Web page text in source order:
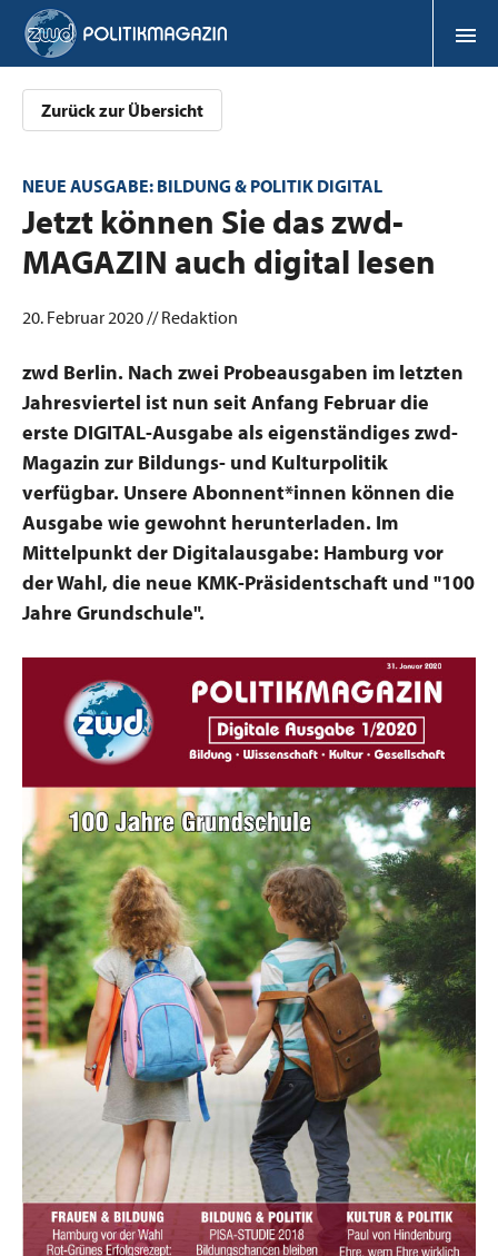
Zurück zur Übersicht
NEUE AUSGABE: BILDUNG & POLITIK DIGITAL
Jetzt können Sie das zwd-
MAGAZIN auch digital lesen
20. Februar 2020 // Redaktion
zwd Berlin. Nach zwei Probeausgaben im letzten
Jahresviertel ist nun seit Anfang Februar die
erste DIGITAL-Ausgabe als eigenständiges zwd-
Magazin zur Bildungs- und Kulturpolitik
verfügbar. Unsere Abonnent*innen können die
Ausgabe wie gewohnt herunterladen. Im
Mittelpunkt der Digitalausgabe: Hamburg vor
der Wahl, die neue KMK-Präsidentschaft und "100
Jahre Grundschule".